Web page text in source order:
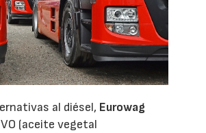
al diésel, Eurowag
(aceite vegetal